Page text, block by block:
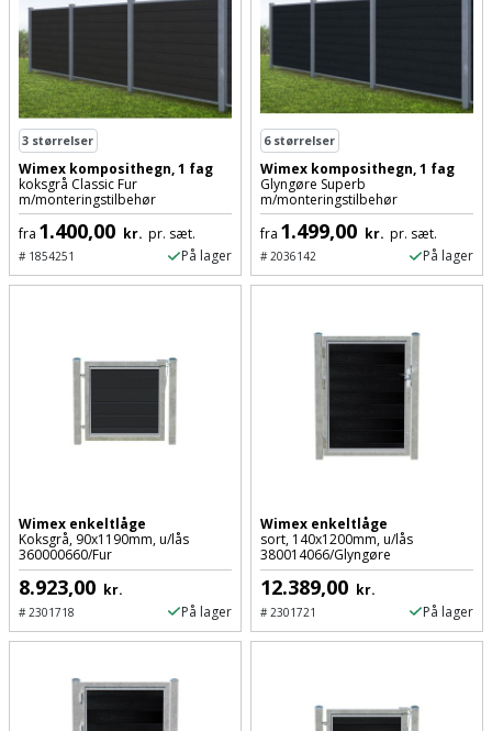
Tråd
til
byggeri
Træ
Vinduer
WinWin
plader
Renseservietter
og
wipes
Sækkelukker
Saks
Sav
Savbuk
Skruestik
Skruetvinge
Slibeartikler
rustopløser
geringssav
Kerneboremaskine
Klammepistol
Klippeværktøj
Kombokit
Kompressor
Limpistol
Loddekolbe
Luftværktøj
Måleinstrumenter
Malersprøjte
Jul
Kaffe
Klæbesøm
Køkkenudstyr
Leg
Lommelygte
Pavillon
pleje
Plantekasser
Postkasse
Postkassestander
3 størrelser
Wimex komposithegn, 1 fag
koksgrå Classic Fur
m/monteringstilbehør
fra 1.400,00 kr. pr. sæt.
#1854251 På lager
6 størrelser
Wimex komposithegn, 1 fag
Glyngøre Superb
m/monteringstilbehør
fra 1.499,00 kr. pr. sæt.
#2036142 På lager
Wimex enkeltlåge
Koksgrå, 90x1190mm, u/lås
360000660/Fur
8.923,00 kr.
#2301718 På lager
Wimex enkeltlåge
sort, 140x1200mm, u/lås
380014066/Glyngøre
12.389,00 kr.
#2301721 På lager